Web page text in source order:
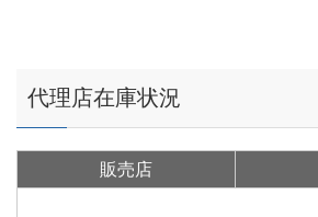
代理店在庫状況
販売店